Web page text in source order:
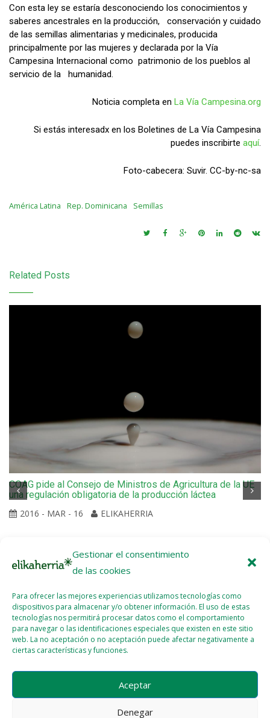
Gestionar el consentimiento
de las cookies
Para ofrecer las mejores experiencias utilizamos tecnologías como
dispositivos para almacenar y/o obtener información. El uso de estas
tecnologías nos permitirá procesar datos como el comportamiento
para navegar o las identificaciones especiales que existen en este sitio
web. La no aceptación o no aceptación puede afectar negativamente a
ciertas características y funciones.
Aceptar
Denegar
Con esta ley se estaría desconociendo los conocimientos y
saberes ancestrales en la producción, conservación y cuidado
de las semillas alimentarias y medicinales, producida
principalmente por las mujeres y declarada por la Vía
Campesina Internacional como patrimonio de los pueblos al
servicio de la humanidad.
Noticia completa en La Vía Campesina.org
Si estás interesadx en los Boletines de La Vía Campesina
puedes inscribirte aquí.
Foto-cabecera: Suvir. CC-by-nc-sa
América Latina Rep. Dominicana Semillas
Related Posts
COAG pide al Consejo de Ministros de Agricultura de la UE
una regulación obligatoria de la producción láctea
2016 - MAR - 16
ELIKAHERRIA